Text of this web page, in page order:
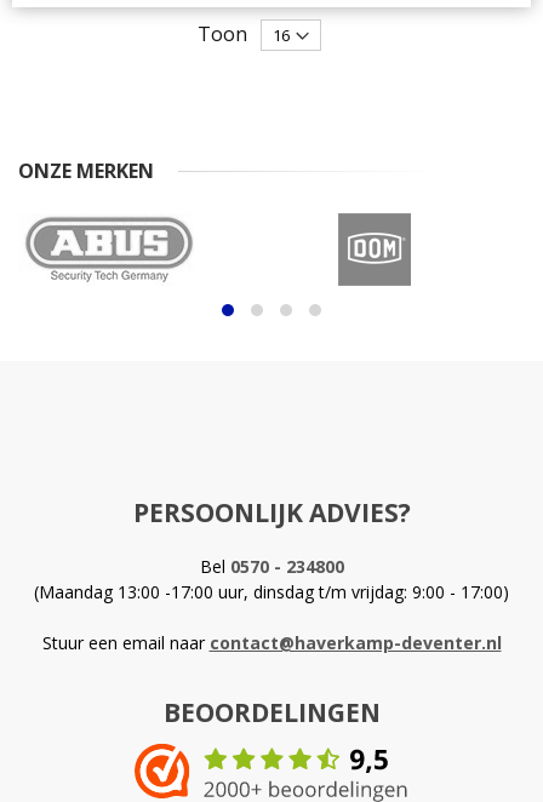
Toon
ONZE MERKEN
PERSOONLIJK ADVIES?
Bel 0570 - 234800
(Maandag 13:00 -17:00 uur, dinsdag t/m vrijdag: 9:00 - 17:00)
Stuur een email naar contact@haverkamp-deventer.nl
BEOORDELINGEN